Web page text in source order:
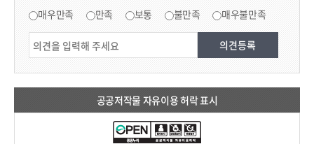
매우만족 만족 보통 불만족 매우불만족
공공저작물 자유이용 허락 표시